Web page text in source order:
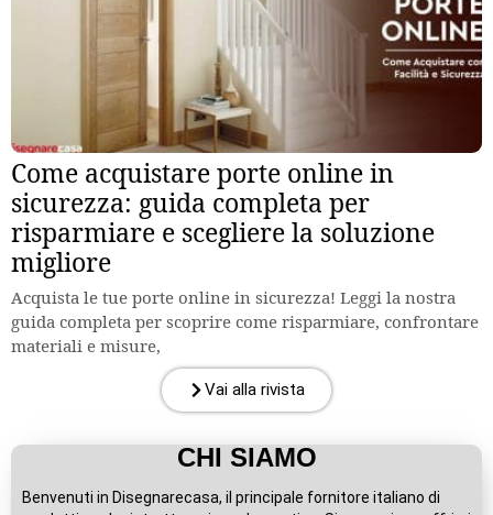
Come acquistare porte online in
sicurezza: guida completa per
risparmiare e scegliere la soluzione
migliore
Acquista le tue porte online in sicurezza! Leggi la nostra
guida completa per scoprire come risparmiare, confrontare
materiali e misure,
Vai alla rivista
CHI SIAMO
Benvenuti in Disegnarecasa, il principale fornitore italiano di